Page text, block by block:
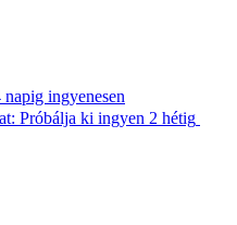
ingyenesen
Próbálja ki ingyen 2 hétig